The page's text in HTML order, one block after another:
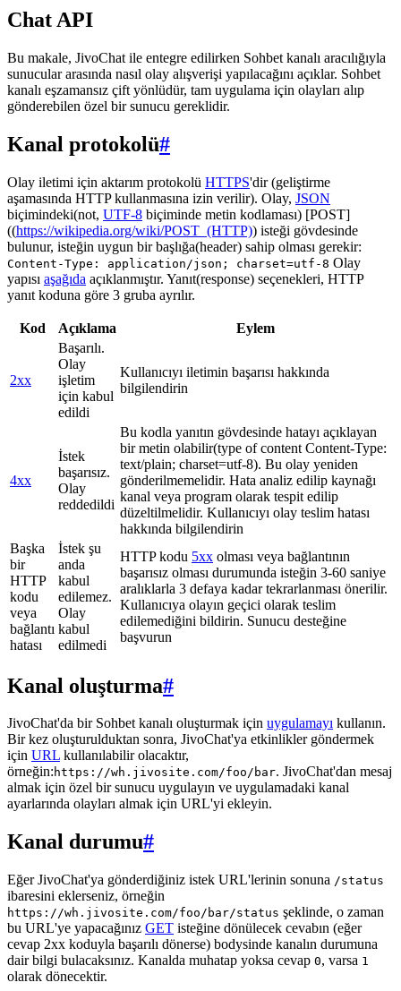
Chat API
Bu makale, JivoChat ile entegre edilirken Sohbet kanalı aracılığıyla
sunucular arasında nasıl olay alışverişi yapılacağını açıklar. Sohbet
kanalı eşzamansız çift yönlüdür, tam uygulama için olayları alıp
gönderebilen özel bir sunucu gereklidir.
Kanal protokolü#
Olay iletimi için aktarım protokolü HTTPS'dir (geliştirme
aşamasında HTTP kullanmasına izin verilir). Olay, JSON
biçimindeki(not, UTF-8 biçiminde metin kodlaması) [POST]
((https://wikipedia.org/wiki/POST_(HTTP)) isteği gövdesinde
bulunur, isteğin uygun bir başlığa(header) sahip olması gerekir:
Content-Type: application/json; charset=utf-8 Olay
yapısı aşağıda açıklanmıştır. Yanıt(response) seçenekleri, HTTP
yanıt koduna göre 3 gruba ayrılır.
Kod Açıklama Eylem
2xx
Başarılı.
Olay
işletim
için kabul
edildi
Kullanıcıyı iletimin başarısı hakkında
bilgilendirin
4xx
İstek
başarısız.
Olay
reddedildi
Bu kodla yanıtın gövdesinde hatayı açıklayan
bir metin olabilir(type of content Content-Type:
text/plain; charset=utf-8). Bu olay yeniden
gönderilmemelidir. Hata analiz edilip kaynağı
kanal veya program olarak tespit edilip
düzeltilmelidir. Kullanıcıyı olay teslim hatası
hakkında bilgilendirin
Başka
bir
HTTP
kodu
veya
bağlantı
hatası
İstek şu
anda
kabul
edilemez.
Olay
kabul
edilmedi
HTTP kodu 5xx olması veya bağlantının
başarısız olması durumunda isteğin 3-60 saniye
aralıklarla 3 defaya kadar tekrarlanması önerilir.
Kullanıcıya olayın geçici olarak teslim
edilemediğini bildirin. Sunucu desteğine
başvurun
Kanal oluşturma#
JivoChat'da bir Sohbet kanalı oluşturmak için uygulamayı kullanın.
Bir kez oluşturulduktan sonra, JivoChat'ya etkinlikler göndermek
için URL kullanılabilir olacaktır,
örneğin: https://wh.jivosite.com/foo/bar. JivoChat'dan mesaj
almak için özel bir sunucu uygulayın ve uygulamadaki kanal
ayarlarında olayları almak için URL'yi ekleyin.
Kanal durumu#
Eğer JivoChat'ya gönderdiğiniz istek URL'lerinin sonuna /status
ibaresini eklerseniz, örneğin
https://wh.jivosite.com/foo/bar/status şeklinde, o zaman
bu URL'ye yapacağınız GET isteğine dönülecek cevabın (eğer
cevap 2xx koduyla başarılı dönerse) bodysinde kanalın durumuna
dair bilgi bulacaksınız. Kanalda muhatap yoksa cevap 0, varsa 1
olarak dönecektir.